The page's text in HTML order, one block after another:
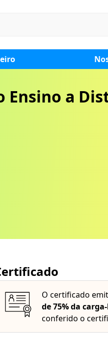
Ensino a
O certificado
de 75% da
conferido o